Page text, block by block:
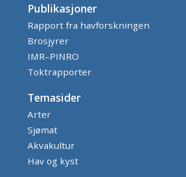
Publikasjoner
Rapport fra havforskningen
Brosjyrer
IMR–PINRO
Toktrapporter
Temasider
Arter
Sjømat
Akvakultur
Hav og kyst